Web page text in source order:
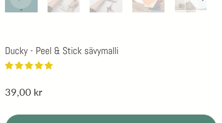
Ducky - Peel & Stick sävymalli
39,00 kr